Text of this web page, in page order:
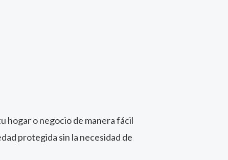
hogar o negocio de manera fácil
protegida sin la necesidad de